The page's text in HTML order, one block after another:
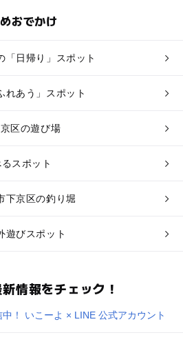
おでかけ
「日帰り」スポット
れあう」スポット
区の遊び場
スポット
下京区の釣り堀
遊びスポット
情報をチェック！